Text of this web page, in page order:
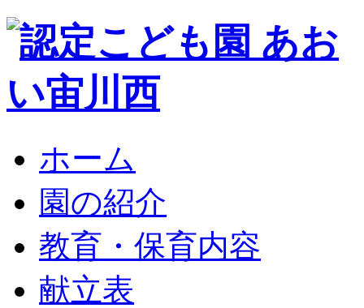
ホーム
園の紹介
教育・保育内容
献立表